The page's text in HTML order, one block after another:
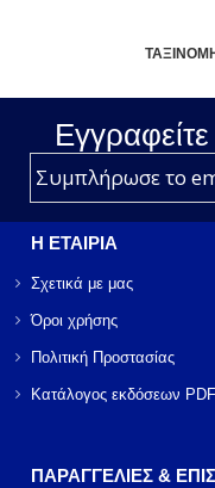
Η ΕΤΑΙΡΙΑ
Σχετικά με μας
Όροι χρήσης
Πολιτική Προστασίας
Κατάλογος εκδόσεων PDF
ΠΑΡΑΓΓΕΛΙΕΣ &